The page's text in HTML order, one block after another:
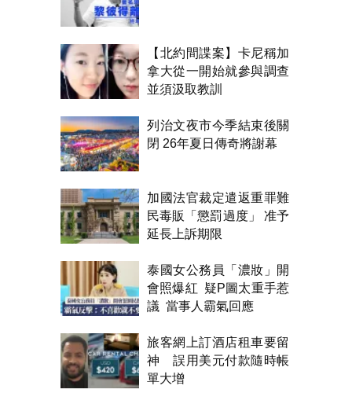
【北約間諜案】卡尼稱加
拿大從一開始就參與調查
並須汲取教訓
列治文夜市今季結束後關
閉 26年夏日傳奇將謝幕
加國法官裁定遣返重罪難
民毒販「懲罰過度」 准予
延長上訴期限
泰國女公務員「濃妝」開
會照爆紅 疑P圖太重手惹
議 當事人霸氣回應
旅客網上訂酒店租車要留
神 誤用美元付款隨時帳
單大增